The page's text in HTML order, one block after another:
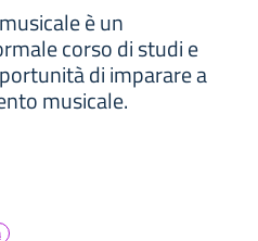
è un
corso di studi e
di imparare a
musicale.